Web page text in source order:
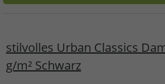
stilvolles Urban Classics
g/m² Schwarz